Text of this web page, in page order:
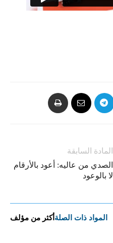
المادة السابقة
الصدي من عاليه: أعود بالأرقام
لا بالوعود
المواد ذات الصلة أكثر من مؤلف